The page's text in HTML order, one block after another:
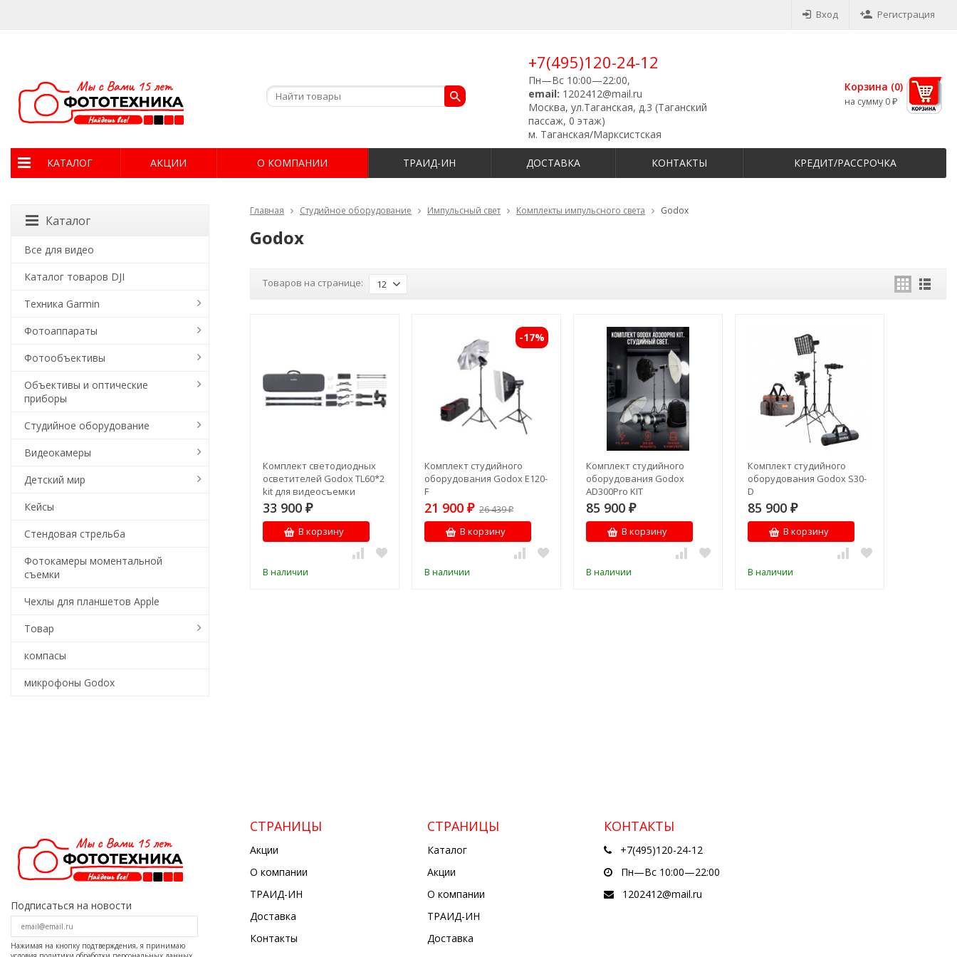
Вход Регистрация
+7(495)120-24-12
Пн—Вс 10:00—22:00,
email: 1202412@mail.ru
Москва, ул.Таганская, д.3 (Таганский
пассаж, 0 этаж)
м. Таганская/Марксистская
Корзина (0)
на сумму 0 ₽
КАТАЛОГ АКЦИИ О КОМПАНИИ ТРАИД-ИН ДОСТАВКА КОНТАКТЫ КРЕДИТ/РАССРОЧКА
Главная Студийное оборудование Импульсный свет Комплекты импульсного света Godox
Godox
Товаров на странице: 12
Комплект светодиодных
осветителей Godox TL60*2
kit для видеосъемки
33 900 ₽
В корзину
В наличии
-17%
Комплект студийного
оборудования Godox E120-
F
21 900 ₽ 26 439₽
В корзину
В наличии
Комплект студийного
оборудования Godox
AD300Pro KIT
85 900 ₽
В корзину
В наличии
Комплект студийного
оборудования Godox S30-
D
85 900 ₽
В корзину
В наличии
Каталог
Все для видео
Каталог товаров DJI
Техника Garmin
Фотоаппараты
Фотообъективы
Объективы и оптические
приборы
Студийное оборудование
Видеокамеры
Детский мир
Кейсы
Стендовая стрельба
Фотокамеры моментальной
съемки
Чехлы для планшетов Apple
Товар
компасы
микрофоны Godox
Подписаться на новости
Нажимая на кнопку подтверждения, я принимаю
СТРАНИЦЫ
Акции
О компании
ТРАИД-ИН
Доставка
Контакты
СТРАНИЦЫ
Каталог
Акции
О компании
ТРАИД-ИН
Доставка
КОНТАКТЫ
+7(495)120-24-12
Пн—Вс 10:00—22:00
1202412@mail.ru